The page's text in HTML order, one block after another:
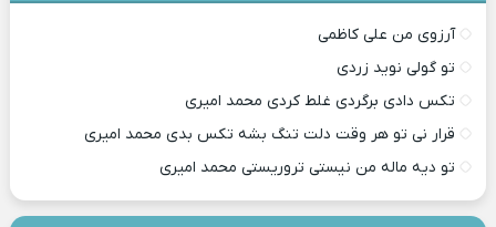
آرزوی من علی کاظمی
تو گولی نوید زردی
تکس دادی برگردی غلط کردی محمد امیری
قرار نی تو هر وقت دلت تنگ بشه تکس بدی محمد امیری
تو دیه ماله من نیستی تروریستی محمد امیری